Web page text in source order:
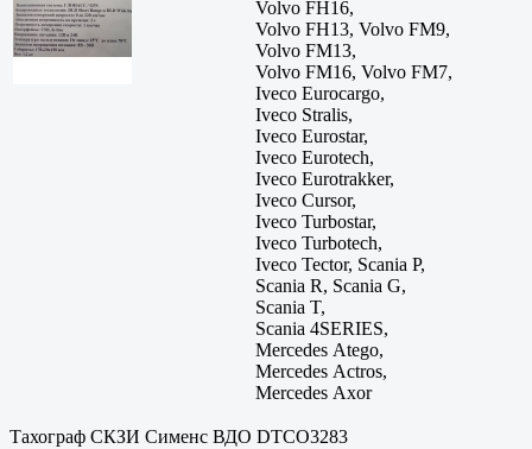
Volvo FH16,
Volvo FH13, Volvo FM9,
Volvo FM13,
Volvo FM16, Volvo FM7,
Iveco Eurocargo,
Iveco Stralis,
Iveco Eurostar,
Iveco Eurotech,
Iveco Eurotrakker,
Iveco Cursor,
Iveco Turbostar,
Iveco Turbotech,
Iveco Tector, Scania P,
Scania R, Scania G,
Scania T,
Scania 4SERIES,
Mercedes Atego,
Mercedes Actros,
Mercedes Axor
Тахограф СКЗИ Сименс ВДО DTCO3283